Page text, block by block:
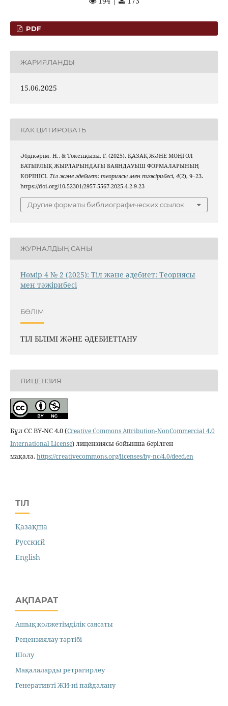
PDF
ЖАРИЯЛАНДЫ
15.06.2025
КАК ЦИТИРОВАТЬ
Әбдікәрім, Н., & Төкенқызы, Г. (2025). ҚАЗАҚ ЖӘНЕ МОҢҒОЛ
БАТЫРЛЫҚ ЖЫРЛАРЫНДАҒЫ БАЯНДАУЫШ ФОРМАЛАРЫНЫҢ
КӨРІНІСІ. Тіл және әдебиет: теориясы мен тәжірибесі, 4(2), 9–23.
https://doi.org/10.52301/2957-5567-2025-4-2-9-23
Другие форматы библиографических ссылок
ЖУРНАЛДЫҢ САНЫ
Нөмір 4 № 2 (2025): Тіл және әдебиет: Теориясы
мен тәжірибесі
БӨЛІМ
ТІЛ БІЛІМІ ЖӘНЕ ӘДЕБИЕТТАНУ
ЛИЦЕНЗИЯ
Бұл CC BY-NC 4.0 (Creative Commons Attribution-NonCommercial 4.0
International License) лицензиясы бойынша берілген
мақала.https://creativecommons.org/licenses/by-nc/4.0/deed.en
ТІЛ
Қазақша
Русский
English
АҚПАРАТ
Ашық қолжетімділік саясаты
Рецензиялау тәртібі
Шолу
Мақалаларды ретрагирлеу
Генеративті ЖИ-ні пайдалану